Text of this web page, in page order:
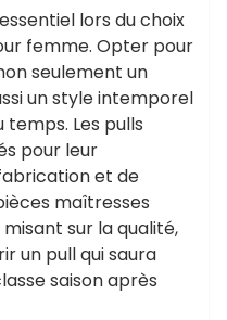
lors du choix
femme. Opter pour
seulement un
un style intemporel
Les pulls
pour leur
et de
maîtresses
sur la qualité,
un pull qui saura
saison après